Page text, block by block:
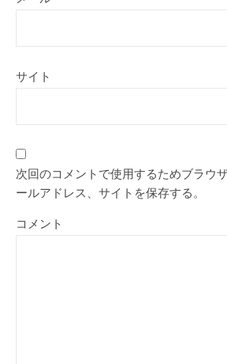
サイト
次回のコメントで使用するためブラウ
ールアドレス、サイトを保存する。
コメント